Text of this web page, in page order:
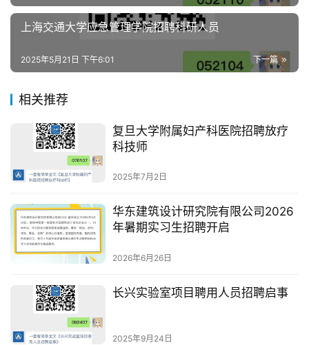
上海交通大学应急管理学院招聘科研人员
下一篇
2025年5月21日 下午6:01
相关推荐
复旦大学附属妇产科医院招聘放疗
科技师
2025年7月2日
华东建筑设计研究院有限公司2026
年暑期实习生招聘开启
2026年6月26日
长兴实验室项目聘用人员招聘启事
2025年9月24日